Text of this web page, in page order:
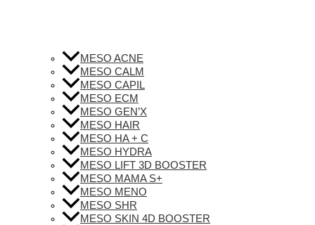
MESO ACNE
MESO CALM
MESO CAPIL
MESO ECM
MESO GEN’X
MESO HAIR
MESO HA + C
MESO HYDRA
MESO LIFT 3D BOOSTER
MESO MAMA S+
MESO MENO
MESO SHR
MESO SKIN 4D BOOSTER